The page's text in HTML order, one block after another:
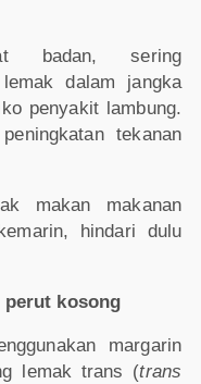
badan, sering
dalam jangka
penyakit lambung.
tekanan
makan makanan
hindari dulu
perut kosong
margarin
lemak trans (trans